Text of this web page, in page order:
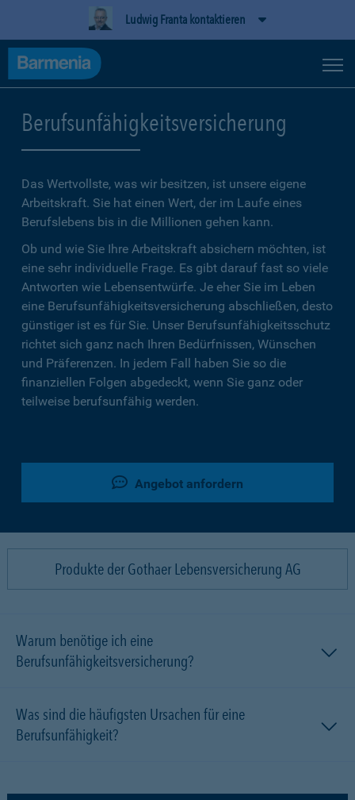
Ludwig Franta kontaktieren
Berufsunfähigkeitsversicherung
Das Wertvollste, was wir besitzen, ist unsere eigene
Arbeitskraft. Sie hat einen Wert, der im Laufe eines
Berufslebens bis in die Millionen gehen kann.
Ob und wie Sie Ihre Arbeitskraft absichern möchten, ist
eine sehr individuelle Frage. Es gibt darauf fast so viele
Antworten wie Lebensentwürfe. Je eher Sie im Leben
eine Berufsunfähigkeitsversicherung abschließen, desto
günstiger ist es für Sie. Unser Berufsunfähigkeitsschutz
richtet sich ganz nach Ihren Bedürfnissen, Wünschen
und Präferenzen. In jedem Fall haben Sie so die
finanziellen Folgen abgedeckt, wenn Sie ganz oder
teilweise berufsunfähig werden.
Angebot anfordern
Produkte der Gothaer Lebensversicherung AG
Warum benötige ich eine
Berufsunfähigkeitsversicherung?
Was sind die häufigsten Ursachen für eine
Berufsunfähigkeit?